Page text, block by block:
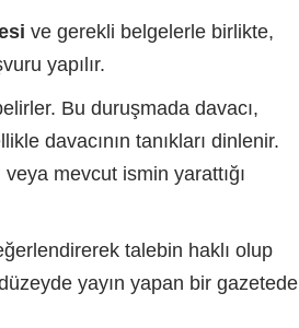
ve gerekli belgelerle birlikte,
yapılır.
Bu duruşmada davacı,
davacının tanıkları dinlenir.
veya mevcut ismin yarattığı
talebin haklı olup
yayın yapan bir gazetede